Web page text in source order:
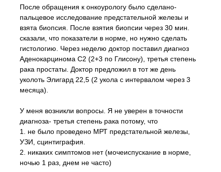
После обращения к онкоурологу было сделано-
пальцевое исследование предстательной железы и
взята биопсия. После взятия биопсии через 30 мин.
сказали, что показатели в норме, но нужно сделать
гистологию. Через неделю доктор поставил диагноз
Аденокарцинома С2 (2+3 по Глисону), третья степень
рака простаты. Доктор предложил в тот же день
уколоть Элигард 22,5 (2 укола с интервалом через 3
месяца).
У меня возникли вопросы. Я не уверен в точности
диагноза- третья степень рака потому, что
1. не было проведено МРТ предстательной железы,
УЗИ, сцинтиграфия.
2. никаких симптомов нет (мочеиспускание в норме,
ночью 1 раз, днем не часто)